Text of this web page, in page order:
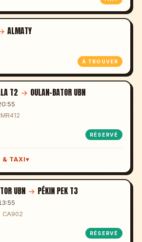
ALMATY
À TROUVER
T2 → OULAN-BATOR UBN
RÉSERVÉ
& TAXI
UBN → PÉKIN PEK T3
CA902
RÉSERVÉ